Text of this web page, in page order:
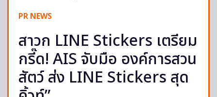
PR NEWS
สาวก LINE Stickers เตรียม
กรี๊ด! AIS จับมือ องค์การสวน
สัตว์ ส่ง LINE Stickers สุด